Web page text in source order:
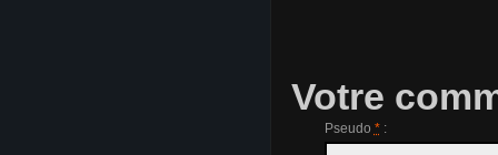
Votre
Pseudo *: